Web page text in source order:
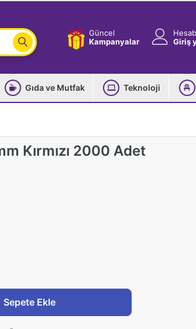
Güncel
Kampanyalar
Giriş
Gıda ve Mutfak Teknoloji
Kırmızı 2000 Adet
Sepete Ekle